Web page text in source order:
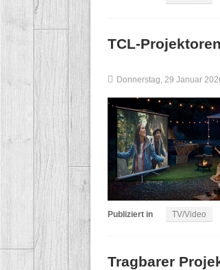
TCL-
Donnerstag, 29 Januar
Publiziert in TV/Video
Tragbarer